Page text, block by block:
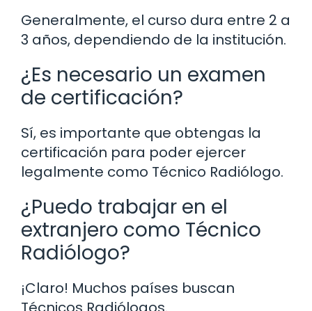
Generalmente, el curso dura entre 2 a
3 años, dependiendo de la institución.
¿Es necesario un examen
de certificación?
Sí, es importante que obtengas la
certificación para poder ejercer
legalmente como Técnico Radiólogo.
¿Puedo trabajar en el
extranjero como Técnico
Radiólogo?
¡Claro! Muchos países buscan